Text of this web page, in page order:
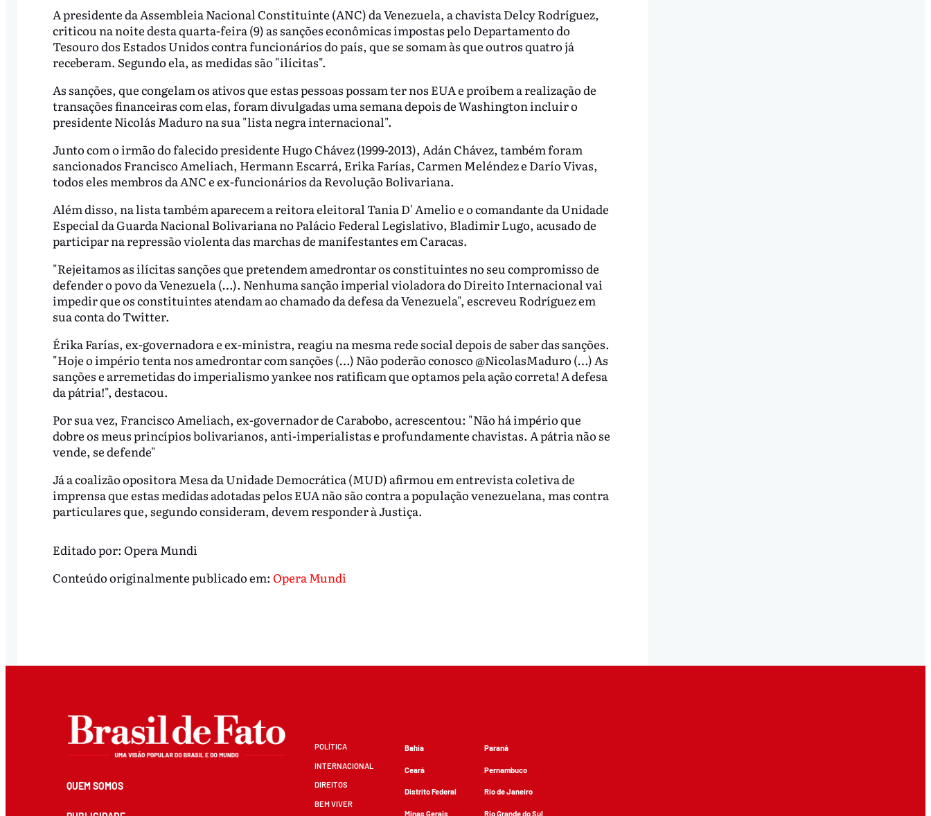
A presidente da Assembleia Nacional Constituinte (ANC) da Venezuela, a chavista Delcy Rodríguez,
criticou na noite desta quarta-feira (9) as sanções econômicas impostas pelo Departamento do
Tesouro dos Estados Unidos contra funcionários do país, que se somam às que outros quatro já
receberam. Segundo ela, as medidas são "ilícitas".
As sanções, que congelam os ativos que estas pessoas possam ter nos EUA e proíbem a realização de
transações financeiras com elas, foram divulgadas uma semana depois de Washington incluir o
presidente Nicolás Maduro na sua "lista negra internacional".
Junto com o irmão do falecido presidente Hugo Chávez (1999-2013), Adán Chávez, também foram
sancionados Francisco Ameliach, Hermann Escarrá, Erika Farías, Carmen Meléndez e Darío Vivas,
todos eles membros da ANC e ex-funcionários da Revolução Bolivariana.
Além disso, na lista também aparecem a reitora eleitoral Tania D' Amelio e o comandante da Unidade
Especial da Guarda Nacional Bolivariana no Palácio Federal Legislativo, Bladimir Lugo, acusado de
participar na repressão violenta das marchas de manifestantes em Caracas.
"Rejeitamos as ilícitas sanções que pretendem amedrontar os constituintes no seu compromisso de
defender o povo da Venezuela (…). Nenhuma sanção imperial violadora do Direito Internacional vai
impedir que os constituintes atendam ao chamado da defesa da Venezuela", escreveu Rodríguez em
sua conta do Twitter.
Érika Farías, ex-governadora e ex-ministra, reagiu na mesma rede social depois de saber das sanções.
"Hoje o império tenta nos amedrontar com sanções (…) Não poderão conosco @NicolasMaduro (…) As
sanções e arremetidas do imperialismo yankee nos ratificam que optamos pela ação correta! A defesa
da pátria!", destacou.
Por sua vez, Francisco Ameliach, ex-governador de Carabobo, acrescentou: "Não há império que
dobre os meus princípios bolivarianos, anti-imperialistas e profundamente chavistas. A pátria não se
vende, se defende"
Já a coalizão opositora Mesa da Unidade Democrática (MUD) afirmou em entrevista coletiva de
imprensa que estas medidas adotadas pelos EUA não são contra a população venezuelana, mas contra
particulares que, segundo consideram, devem responder à Justiça.
Editado por: Opera Mundi
Conteúdo originalmente publicado em: Opera Mundi
QUEM SOMOS
POLÍTICA
INTERNACIONAL
DIREITOS
BEM VIVER
Bahia
Ceará
Distrito Federal
Minas Gerais
Paraná
Pernambuco
Rio de Janeiro
Rio Grande do Sul